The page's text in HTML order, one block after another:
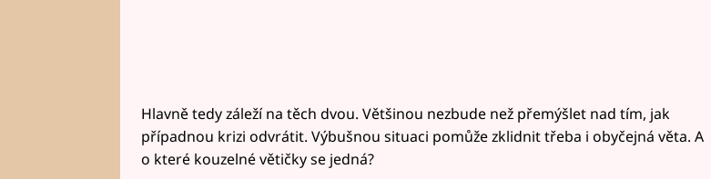
Hlavně tedy záleží na těch dvou. Většinou nezbude než přemýšlet nad tím, jak
případnou krizi odvrátit. Výbušnou situaci pomůže zklidnit třeba i obyčejná věta. A
o které kouzelné větičky se jedná?